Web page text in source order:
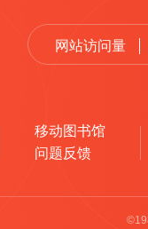
网站访问量
移动图书馆
问题反馈